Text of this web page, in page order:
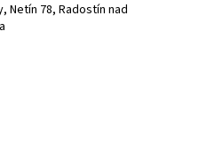
Netín 78, Radostín nad